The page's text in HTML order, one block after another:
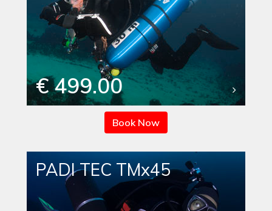
€ 499.00
Book Now
PADI TEC TMx45